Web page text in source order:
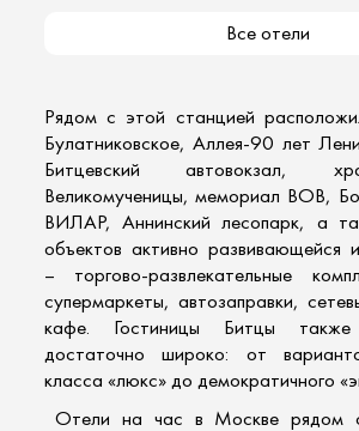
Все отели
Рядом с этой станцией
Булатниковское, Аллея-90 лет
Битцевский автовокзал,
Великомученицы, мемориал ВОВ,
ВИЛАР, Аннинский лесопарк, а
объектов активно развивающейся
– торгово-развлекательные
супермаркеты, автозаправки,
кафе. Гостиницы Битцы также
достаточно широко: от
класса «люкс» до демократичного
Отели на час в Москве рядом